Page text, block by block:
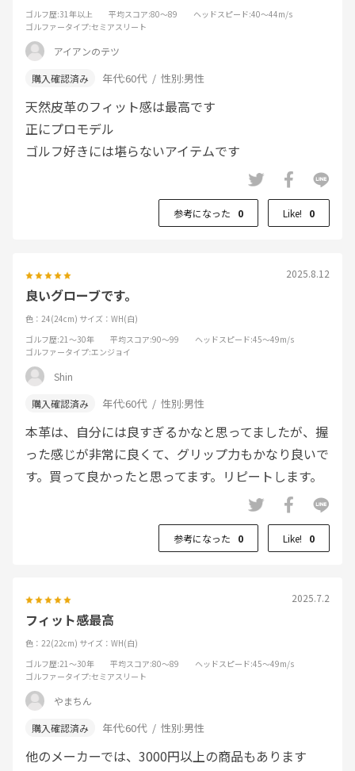
ゴルフ歴:31年以上 平均スコア:80～89 ヘッドスピード:40～44m/s
ゴルファータイプ:セミアスリート
アイアンのテツ
年代:60代 性別:男性
天然皮革のフィット感は最高です
正にプロモデル
ゴルフ好きには堪らないアイテムです
参考になった 0 Like! 0
2025.8.12
良いグローブです。
色：24(24cm) サイズ：WH(白)
ゴルフ歴:21～30年 平均スコア:90～99 ヘッドスピード:45～49m/s
ゴルファータイプ:エンジョイ
Shin
年代:60代 性別:男性
本革は、自分には良すぎるかなと思ってましたが、握
った感じが非常に良くて、グリップ力もかなり良いで
す。買って良かったと思ってます。リピートします。
参考になった 0 Like! 0
2025.7.2
フィット感最高
色：22(22cm) サイズ：WH(白)
ゴルフ歴:21～30年 平均スコア:80～89 ヘッドスピード:45～49m/s
ゴルファータイプ:セミアスリート
やまちん
年代:60代 性別:男性
他のメーカーでは、3000円以上の商品もあります